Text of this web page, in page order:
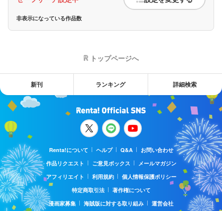
非表示になっている作品数
トップページへ
新刊 ランキング 詳細検索
Renta!について ヘルプ Q&A
お問い合わせ
作品リクエスト
ご意見ボックス
メールマガジン
アフィリエイト
利用規約
個人情報保護ポリシー
特定商取引法
著作権について
漫画家募集
海賊版に対する取り組み 運営会社